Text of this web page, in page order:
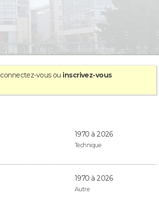
connectez-vousou inscrivez-vous
1970 à 2026
Technique
1970 à 2026
Autre